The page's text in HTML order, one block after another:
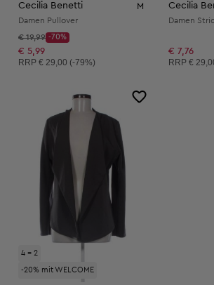
Cecilia Benetti M
Damen Pullover
Startpreis:
€ 19,99
Discount Price:
-70%
Reduzierter Preis:
€ 5,99
Unverbindliche Preisempfehlung:
RRP€ 29,00 (-79%)
Cecilia
Damen
€ 7,76
RRP €
4 = 2
-20% mit WELCOME